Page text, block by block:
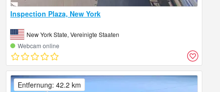
Inspection Plaza, New York
New York State, Vereinigte Staaten
Webcam online
Entfernung: 42.2 km